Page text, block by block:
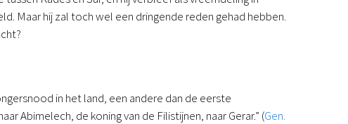
Maar hij zal toch wel een dringende reden gehad hebben.
in het land, een andere dan de eerste
Abimelech, de koning van de Filistijnen, naar Gerar.” (Gen.